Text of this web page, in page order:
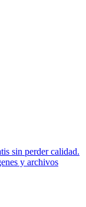
sin perder calidad.
y archivos